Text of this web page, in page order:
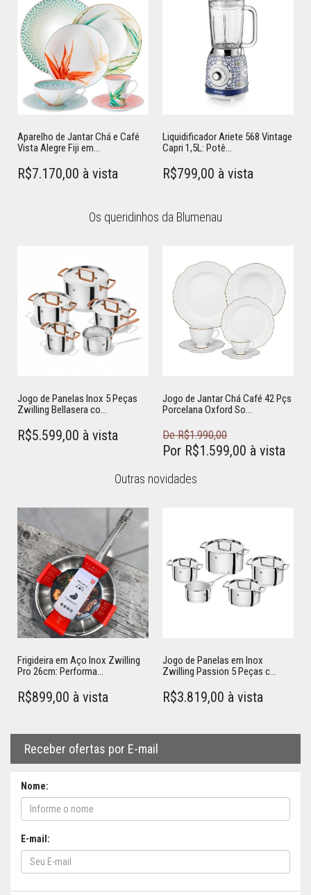
Aparelho de Jantar Chá e Café
Vista Alegre Fiji em...
R$7.170,00 à vista
Liquidificador Ariete 568 Vintage
Capri 1,5L: Potê...
R$799,00 à vista
Os queridinhos da Blumenau
Jogo de Panelas Inox 5 Peças
Zwilling Bellasera co...
R$5.599,00 à vista
Jogo de Jantar Chá Café 42 Pçs
Porcelana Oxford So...
De R$1.990,00
Por R$1.599,00 à vista
Outras novidades
Frigideira em Aço Inox Zwilling
Pro 26cm: Performa...
R$899,00 à vista
Jogo de Panelas em Inox
Zwilling Passion 5 Peças c...
R$3.819,00 à vista
Receber ofertas por E-mail
Nome:
E-mail: